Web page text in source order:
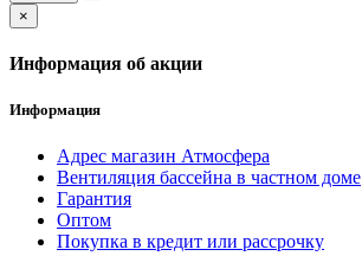
×
Информация об акции
Информация
Адрес магазин Атмосфера
Вентиляция бассейна в частном доме
Гарантия
Оптом
Покупка в кредит или рассрочку